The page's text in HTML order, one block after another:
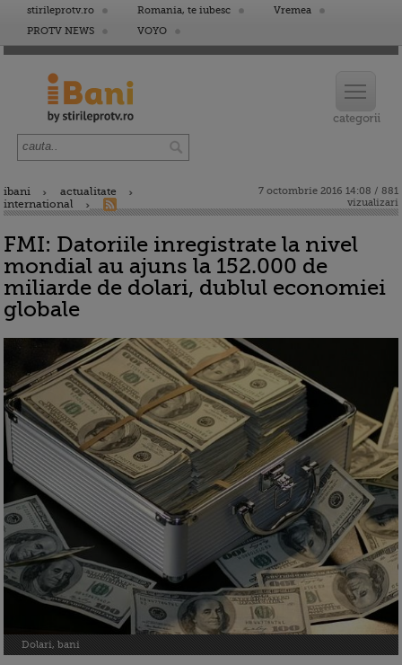
stirileprotv.ro Romania, te iubesc
Vremea
PROTV NEWS
VOYO
ibani
actualitate
international
7 octombrie 2016 14:08 / 881
vizualizari
FMI: Datoriile inregistrate la nivel
mondial au ajuns la 152.000 de
miliarde de dolari, dublul economiei
globale
Dolari, bani